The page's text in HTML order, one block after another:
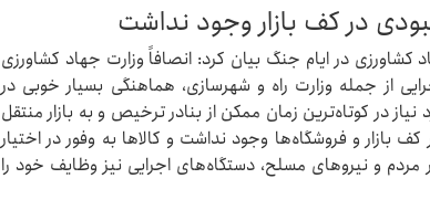
در کف بازار وجود نداشت
کشاورزی در ایام جنگ بیان کرد: انصافاً وزارت جهاد کشاورزی
از جمله وزارت راه و شهرسازی، هماهنگی بسیار خوبی در
در کوتاه‌ترین زمان ممکن از بنادر ترخیص و به بازار منتقل
و فروشگاه‌ها وجود نداشت و کالاها به وفور در اختیار
مردم و نیروهای مسلح، دستگاه‌های اجرایی نیز وظایف خود را